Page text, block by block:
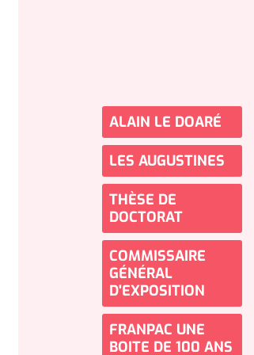
ALAIN LE DOARÉ
LES AUGUSTINES
THÈSE DE
DOCTORAT
COMMISSAIRE
GÉNÉRAL
D'EXPOSITION
FRANPAC UNE
BOITE DE 100 ANS